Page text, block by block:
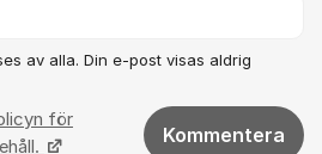
av alla. Din e-post visas aldrig
för
Kommentera